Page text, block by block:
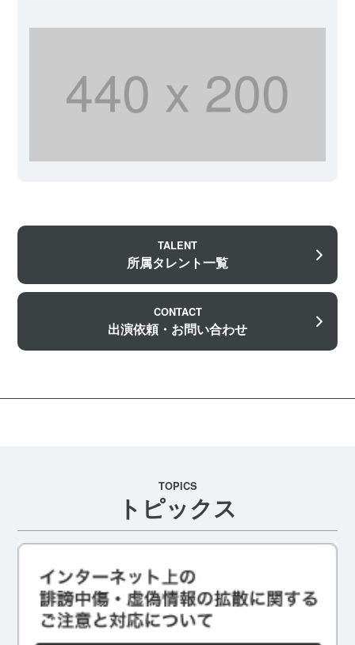
TALENT
所属タレント一覧
CONTACT
出演依頼・お問い合わせ
TOPICS
トピックス